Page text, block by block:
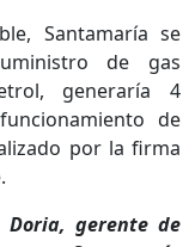
Santamaría se
de gas
generaría 4
de
por la firma
Doria, gerente de